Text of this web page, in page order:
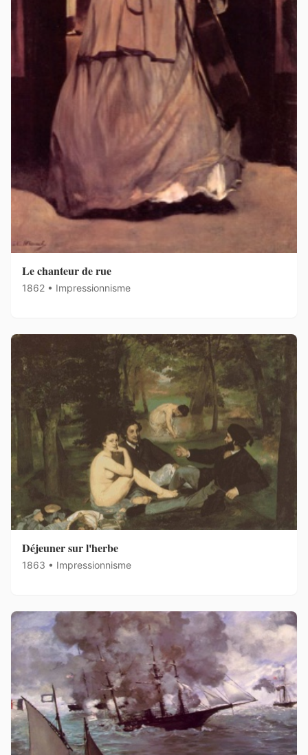
Le chanteur de rue
1862 • Impressionnisme
Déjeuner sur l'herbe
1863 • Impressionnisme